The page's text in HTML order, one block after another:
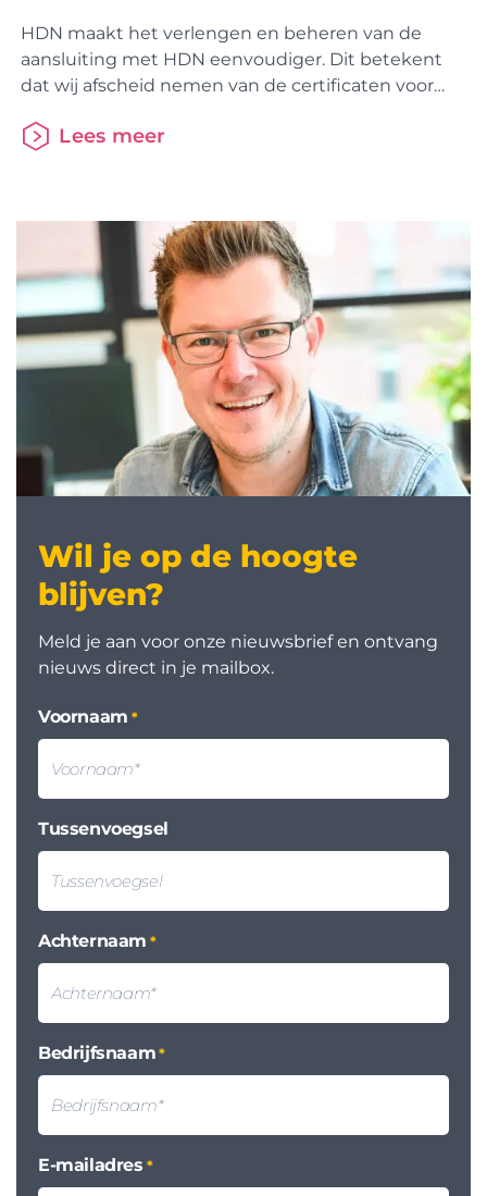
HDN maakt het verlengen en beheren van de
aansluiting met HDN eenvoudiger. Dit betekent
dat wij afscheid nemen van de certificaten voor
verleng je straks jaarlijks je aansluiting op het HDN
Lees meer
Wil je op de hoogte
blijven?
Meld je aan voor onze nieuwsbrief en ontvang
nieuws direct in je mailbox.
Voornaam *
Tussenvoegsel
Achternaam *
Bedrijfsnaam *
E-mailadres *